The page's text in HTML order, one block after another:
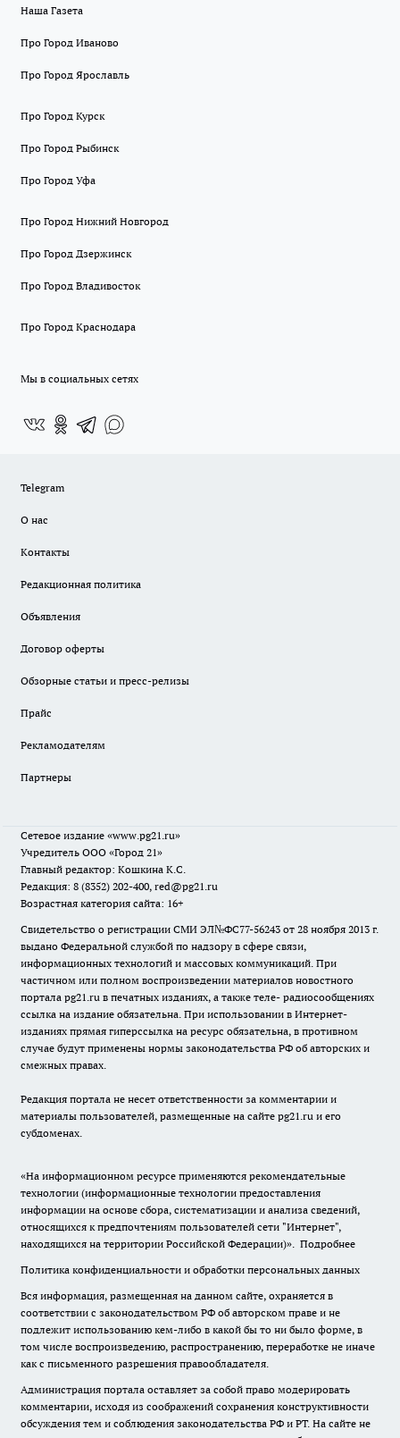
Наша Газета
Про Город Иваново
Про Город Ярославль
Про Город Курск
Про Город Рыбинск
Про Город Уфа
Про Город Нижний Новгород
Про Город Дзержинск
Про Город Владивосток
Про Город Краснодара
Мы в социальных сетях
Telegram
О нас
Контакты
Редакционная политика
Объявления
Договор оферты
Обзорные статьи и пресс-релизы
Прайс
Рекламодателям
Партнеры
Сетевое издание «www.pg21.ru»
Учредитель ООО «Город 21»
Главный редактор: Кошкина К.С.
Редакция: 8 (8352) 202-400, red@pg21.ru
Возрастная категория сайта: 16+
Свидетельство о регистрации СМИ ЭЛ№ФС77-56243 от 28 ноября 2013 г.
выдано Федеральной службой по надзору в сфере связи,
информационных технологий и массовых коммуникаций. При
частичном или полном воспроизведении материалов новостного
портала pg21.ru в печатных изданиях, а также теле- радиосообщениях
ссылка на издание обязательна. При использовании в Интернет-
изданиях прямая гиперссылка на ресурс обязательна, в противном
случае будут применены нормы законодательства РФ об авторских и
смежных правах.
Редакция портала не несет ответственности за комментарии и
материалы пользователей, размещенные на сайте pg21.ru и его
субдоменах.
«На информационном ресурсе применяются рекомендательные
технологии (информационные технологии предоставления
информации на основе сбора, систематизации и анализа сведений,
относящихся к предпочтениям пользователей сети "Интернет",
находящихся на территории Российской Федерации)». Подробнее
Политика конфиденциальности и обработки персональных данных
Вся информация, размещенная на данном сайте, охраняется в
соответствии с законодательством РФ об авторском праве и не
подлежит использованию кем-либо в какой бы то ни было форме, в
том числе воспроизведению, распространению, переработке не иначе
как с письменного разрешения правообладателя.
Администрация портала оставляет за собой право модерировать
комментарии, исходя из соображений сохранения конструктивности
обсуждения тем и соблюдения законодательства РФ и РТ. На сайте не